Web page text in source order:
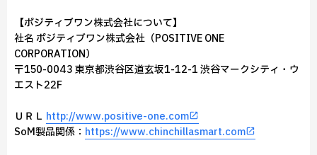
【ポジティブワン株式会社について】
社名 ポジティブワン株式会社（POSITIVE ONE
CORPORATION）
〒150-0043 東京都渋谷区道玄坂1-12-1 渋谷マークシティ・ウ
エスト22F
ＵＲＬ http://www.positive-one.com
SoM製品関係： https://www.chinchillasmart.com